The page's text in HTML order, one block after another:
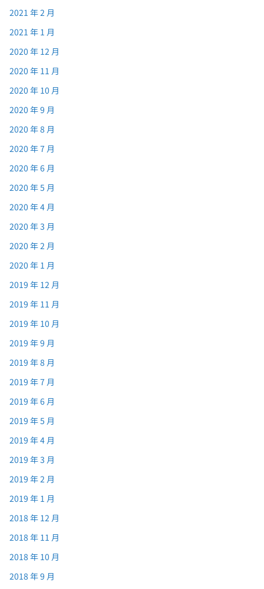
2021 年 2 月
2021 年 1 月
2020 年 12 月
2020 年 11 月
2020 年 10 月
2020 年 9 月
2020 年 8 月
2020 年 7 月
2020 年 6 月
2020 年 5 月
2020 年 4 月
2020 年 3 月
2020 年 2 月
2020 年 1 月
2019 年 12 月
2019 年 11 月
2019 年 10 月
2019 年 9 月
2019 年 8 月
2019 年 7 月
2019 年 6 月
2019 年 5 月
2019 年 4 月
2019 年 3 月
2019 年 2 月
2019 年 1 月
2018 年 12 月
2018 年 11 月
2018 年 10 月
2018 年 9 月